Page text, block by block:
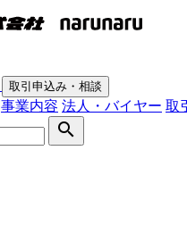
取引申込み・相談
事業内容 法人・バイヤー 取
search